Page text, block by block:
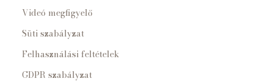
Videó megfigyelő
Süti szabályzat
Felhasználási feltételek
GDPR szabályzat